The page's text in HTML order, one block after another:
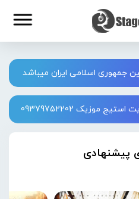
جمهوری اسلامی ایران میباشد
موزیک 09379752202
پیشنهادی